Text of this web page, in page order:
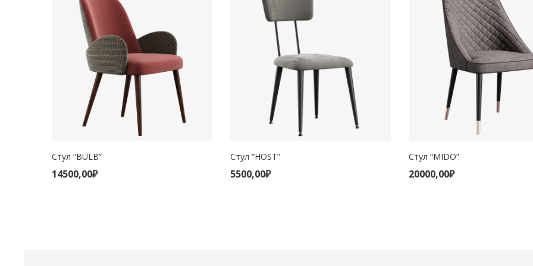
Стул “BULB”
14500,00₽
В КОРЗИНУ
Стул “HOST”
5500,00₽
В КОРЗИНУ
Стул “MIDO”
20000,00₽
В КОРЗИНУ